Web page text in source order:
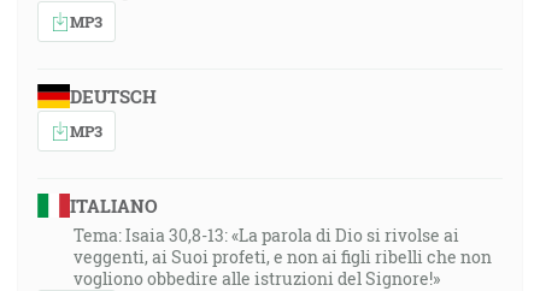
MP3
DEUTSCH
MP3
ITALIANO
Tema: Isaia 30,8-13: «La parola di Dio si rivolse ai
veggenti, ai Suoi profeti, e non ai figli ribelli che non
vogliono obbedire alle istruzioni del Signore!»